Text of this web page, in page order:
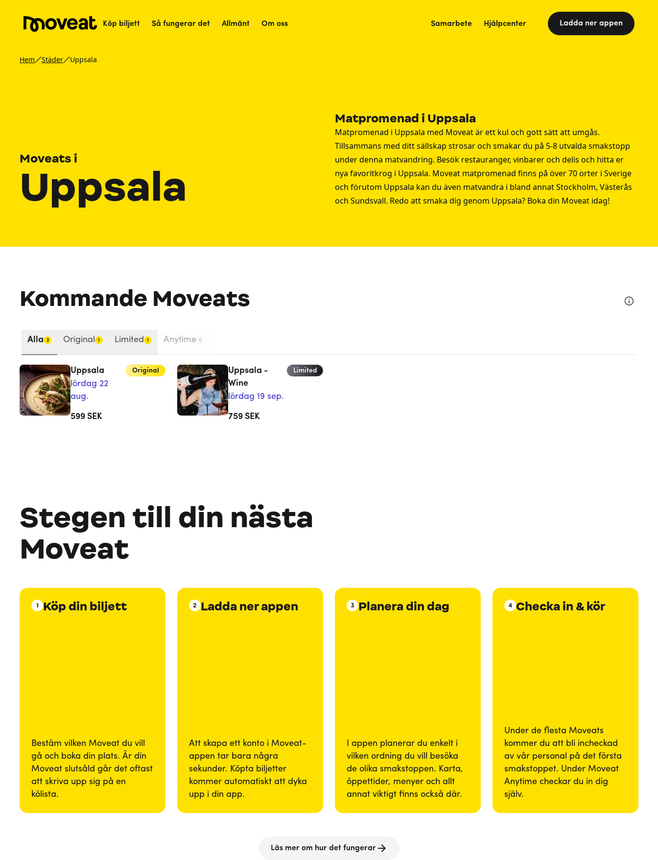
Köp biljett Så fungerar det Allmänt Om oss Samarbete Hjälpcenter Ladda ner appen
Hem Städer Uppsala
Moveats i
Uppsala
Matpromenad i Uppsala
Matpromenad i Uppsala med Moveat är ett kul och gott sätt att umgås.
Tillsammans med ditt sällskap strosar och smakar du på 5-8 utvalda smakstopp
under denna matvandring. Besök restauranger, vinbarer och delis och hitta er
nya favoritkrog i Uppsala. Moveat matpromenad finns på över 70 orter i Sverige
och förutom Uppsala kan du även matvandra i bland annatStockholm, Västerås
och Sundsvall. Redo att smaka dig genom Uppsala? Boka din Moveat idag!
Kommande Moveats
Alla 2 Original 1 Limited 1 Anytime 0
Uppsala
lördag 22
aug.
Original
599 SEK
Uppsala -
Wine
lördag 19 sep.
Limited
759 SEK
Stegen till din nästa
Moveat
1 Köp din biljett
Bestäm vilken Moveat du vill
gå och boka din plats. Är din
Moveat slutsåld går det oftast
att skriva upp sig på en
kölista.
2 Ladda ner appen
Att skapa ett konto i Moveat-
appen tar bara några
sekunder. Köpta biljetter
kommer automatiskt att dyka
upp i din app.
3 Planera din dag
I appen planerar du enkelt i
vilken ordning du vill besöka
de olika smakstoppen. Karta,
öppettider, menyer och allt
annat viktigt finns också där.
4 Checka in & kör
Under de flesta Moveats
kommer du att bli incheckad
av vår personal på det första
smakstoppet. Under Moveat
Anytime checkar du in dig
själv.
Läs mer om hur det fungerar